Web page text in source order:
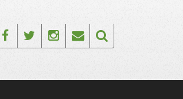
FacebookTwitterInstagram
Email